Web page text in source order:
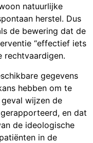
natuurlijke
herstel. Dus
de bewering dat de
“effectief iets
rechtvaardigen.
gegevens
hebben om te
wijzen de
en dat
de ideologische
in de